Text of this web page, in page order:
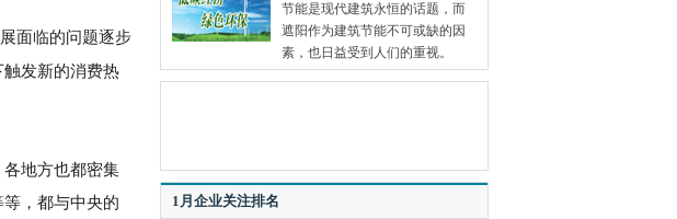
面临的问题逐步
发新的消费热
地方也都密集
，都与中央的
节能是现代建筑永恒的话题，而
遮阳作为建筑节能不可或缺的因
素，也日益受到人们的重视。
1月企业关注排名